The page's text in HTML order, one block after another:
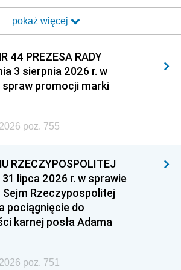
2016 2015
2013 2012
2010 2009
2007 2006
1995 1994
1992 1991
1989
1986 1985
pokaż więcej
44 PREZESA RADY
3 sierpnia 2026 r. w
spraw promocji marki
poz. 755
RZECZYPOSPOLITEJ
31 lipca 2026 r. w sprawie
Rzeczypospolitej
pociągnięcie do
karnej posła Adama
poz. 751